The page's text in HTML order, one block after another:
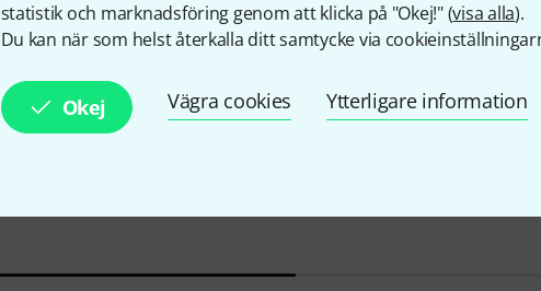
statistik och marknadsföring genom att klicka på "Okej!" (visa alla).
Du kan när som helst återkalla ditt samtycke via
Okej Vägra cookies Ytterligare information